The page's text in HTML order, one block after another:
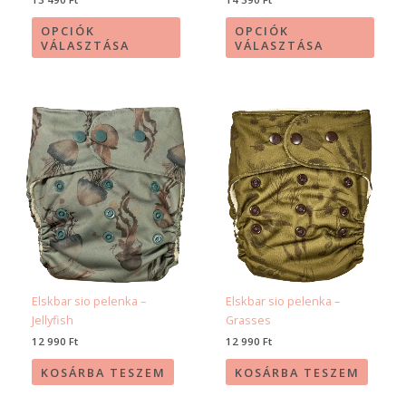
OPCIÓK
VÁLASZTÁSA
OPCIÓK
VÁLASZTÁSA
Elskbar sio pelenka –
Jellyfish
12 990Ft
KOSÁRBA TESZEM
Elskbar sio pelenka –
Grasses
12 990Ft
KOSÁRBA TESZEM